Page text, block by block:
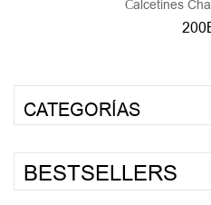
Сalcetines
CATEGORÍAS
BESTSELLERS